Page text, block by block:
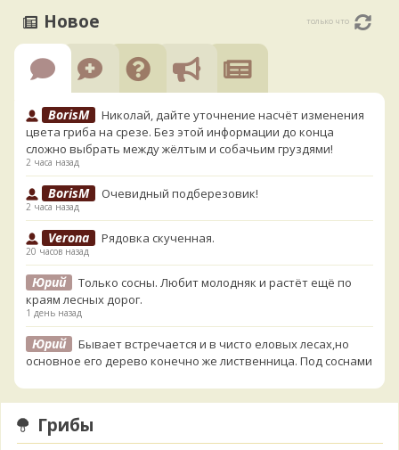
Новое только что
BorisM
Николай, дайте уточнение насчёт изменения
цвета гриба на срезе. Без этой информации до конца
сложно выбрать между жёлтым и собачьим груздями!
2 часа назад
BorisM Очевидный подберезовик!
2 часа назад
Verona Рядовка скученная.
20 часов назад
Юрий
Только сосны. Любит молодняк и растёт ещё по
краям лесных дорог.
1 день назад
Юрий
Бывает встречается и в чисто еловых лесах,но
основное его дерево конечно же лиственница. Под соснами
1 день назад
Katya20
1 день назад
Грибы